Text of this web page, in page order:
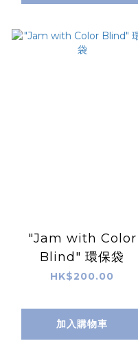
"Jam with Color
Blind" 環保袋
HK$200.00
加入購物車